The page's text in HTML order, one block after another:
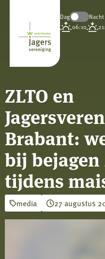
Koninklijke
Nederlandse
Jagersvereniging
Dag
Nacht
06:10
ZLTO en
Brabant:
bij
tijdens
media 27 augustus